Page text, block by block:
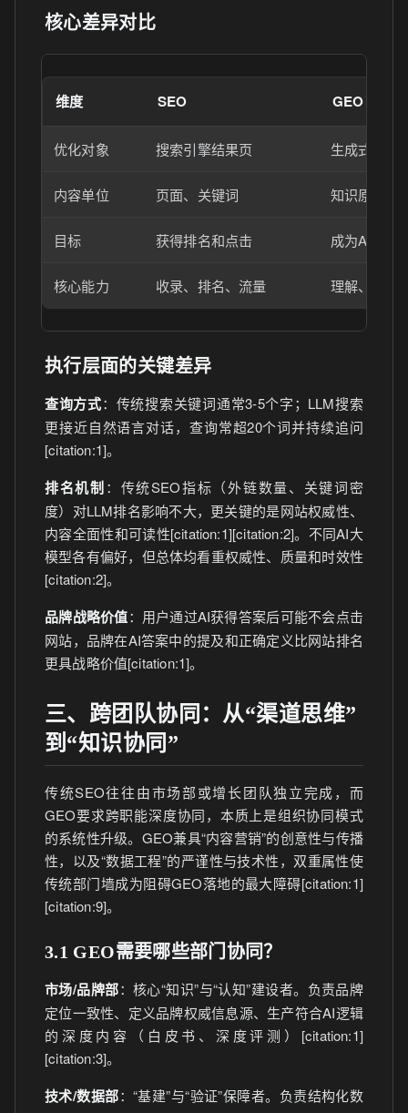
核心差异对比
维度 SEO GEO
优化对象 搜索引擎结果页 生成式AI答
内容单位 页面、关键词 知识原子、
目标 获得排名和点击 成为AI答案
核心能力 收录、排名、流量 理解、引用
执行层面的关键差异
查询方式：传统搜索关键词通常3-5个字；LLM搜索
更接近自然语言对话，查询常超20个词并持续追问
[citation:1]。
排名机制：传统SEO指标（外链数量、关键词密
度）对LLM排名影响不大，更关键的是网站权威性、
内容全面性和可读性[citation:1][citation:2]。不同AI大
模型各有偏好，但总体均看重权威性、质量和时效性
[citation:2]。
品牌战略价值：用户通过AI获得答案后可能不会点击
网站，品牌在AI答案中的提及和正确定义比网站排名
更具战略价值[citation:1]。
三、跨团队协同：从“渠道思维”
到“知识协同”
传统SEO往往由市场部或增长团队独立完成，而
GEO要求跨职能深度协同，本质上是组织协同模式
的系统性升级。GEO兼具“内容营销”的创意性与传播
性，以及“数据工程”的严谨性与技术性，双重属性使
传统部门墙成为阻碍GEO落地的最大障碍[citation:1]
[citation:9]。
3.1 GEO需要哪些部门协同？
市场/品牌部：核心“知识”与“认知”建设者。负责品牌
定位一致性、定义品牌权威信息源、生产符合AI逻辑
的深度内容（白皮书、深度评测）[citation:1]
[citation:3]。
技术/数据部：“基建”与“验证”保障者。负责结构化数